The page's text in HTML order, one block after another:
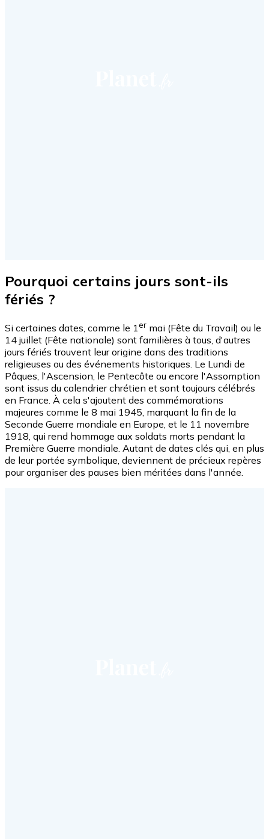
Pourquoi certains jours sont-ils
fériés ?
Si certaines dates, comme le 1er mai (Fête du Travail) ou le
14 juillet (Fête nationale) sont familières à tous, d'autres
jours fériés trouvent leur origine dans des traditions
religieuses ou des événements historiques. Le Lundi de
Pâques, l'Ascension, le Pentecôte ou encore l'Assomption
sont issus du calendrier chrétien et sont toujours célébrés
en France. À cela s'ajoutent des commémorations
majeures comme le 8 mai 1945, marquant la fin de la
Seconde Guerre mondiale en Europe, et le 11 novembre
1918, qui rend hommage aux soldats morts pendant la
Première Guerre mondiale. Autant de dates clés qui, en plus
de leur portée symbolique, deviennent de précieux repères
pour organiser des pauses bien méritées dans l'année.